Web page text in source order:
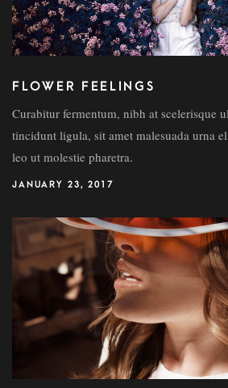
FLOWER FEELINGS
Curabitur fermentum, nibh at scelerisque
tincidunt ligula, sit amet malesuada urna
leo ut molestie pharetra.
JANUARY 23, 2017